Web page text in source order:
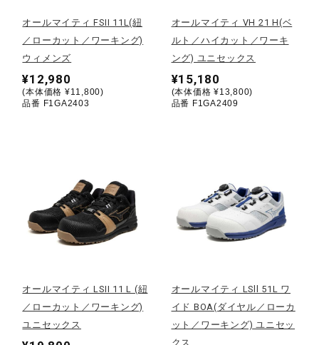
陸上競技
柔道
ワーキング
オールマイティ FSII 11L(紐
／ローカット／ワーキング)
ウィメンズ
¥12,980
(本体価格 ¥11,800)
品番 F1GA2403
オールマイティ VH 21 H(ベ
ルト／ハイカット／ワーキ
ング) ユニセックス
¥15,180
(本体価格 ¥13,800)
品番 F1GA2409
オールマイティ LSII 11 L (紐
／ローカット／ワーキング)
ユニセックス
オールマイティ LSll 51L ワ
イド BOA(ダイヤル／ローカ
ット／ワーキング) ユニセッ
クス